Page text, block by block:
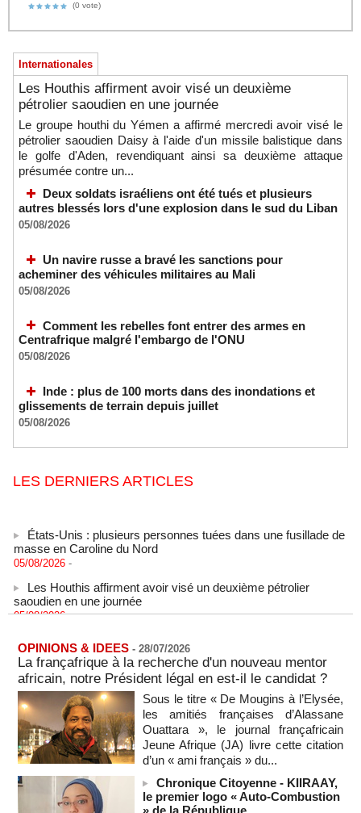
(0 vote)
Internationales
Les Houthis affirment avoir visé un deuxième
pétrolier saoudien en une journée
Le groupe houthi du Yémen a affirmé mercredi avoir visé le
pétrolier saoudien Daisy à l'aide d'un missile balistique dans
le golfe d'Aden, revendiquant ainsi sa deuxième attaque
présumée contre un...
Deux soldats israéliens ont été tués et plusieurs
autres blessés lors d'une explosion dans le sud du Liban
05/08/2026
Un navire russe a bravé les sanctions pour
acheminer des véhicules militaires au Mali
05/08/2026
Comment les rebelles font entrer des armes en
Centrafrique malgré l'embargo de l'ONU
05/08/2026
Inde : plus de 100 morts dans des inondations et
glissements de terrain depuis juillet
05/08/2026
LES DERNIERS ARTICLES
États-Unis : plusieurs personnes tuées dans une fusillade de
masse en Caroline du Nord
05/08/2026 -
saoudien en une journée
05/08/2026 -
saoudien en une journée
05/08/2026 -
Après la France et Ouattara, comment la CEDEAO sabote la
création d'une monnaie ouest-africaine unique
05/08/2026 -MOMO ALADJI
La Banque mondiale accorde un prêt de 340 milliards de
francs CFA au Sénégal pour divers projets
05/08/2026 -
Election du SG de l’ONU : L'Afrique apparait comme la
région qui affaiblit le principe de rotation régionale (Carlos
OPINIONS & IDEES - 28/07/2026
La françafrique à la recherche d'un nouveau mentor
africain, notre Président légal en est-il le candidat ?
Sous le titre « De Mougins à l’Elysée,
les amitiés françaises d’Alassane
Ouattara », le journal françafricain
Jeune Afrique (JA) livre cette citation
d’un « ami français » du...
Chronique Citoyenne - KIIRAAY,
le premier logo « Auto-Combustion
» de la République